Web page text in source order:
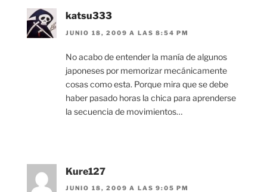
katsu333
JUNIO 18, 2009 A LAS 8:54 PM
No acabo de entender la manía de algunos
japoneses por memorizar mecánicamente
cosas como esta. Porque mira que se debe
haber pasado horas la chica para aprenderse
la secuencia de movimientos…
Kure127
JUNIO 18, 2009 A LAS 9:05 PM